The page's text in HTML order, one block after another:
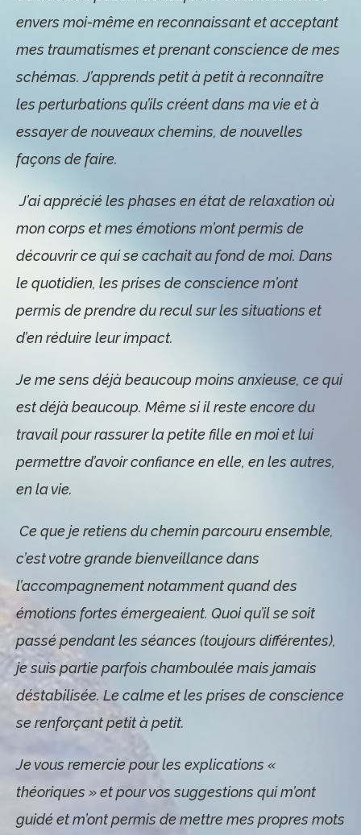
envers moi-même en reconnaissant et acceptant
mes traumatismes et prenant conscience de mes
schémas. J’apprends petit à petit à reconnaître
les perturbations qu’ils créent dans ma vie et à
essayer de nouveaux chemins, de nouvelles
façons de faire.
J’ai apprécié les phases en état de relaxation où
mon corps et mes émotions m’ont permis de
découvrir ce qui se cachait au fond de moi. Dans
le quotidien, les prises de conscience m’ont
permis de prendre du recul sur les situations et
d’en réduire leur impact.
Je me sens déjà beaucoup moins anxieuse, ce qui
est déjà beaucoup. Même si il reste encore du
travail pour rassurer la petite fille en moi et lui
permettre d’avoir confiance en elle, en les autres,
en la vie.
Ce que je retiens du chemin parcouru ensemble,
c’est votre grande bienveillance dans
l’accompagnement notamment quand des
émotions fortes émergeaient. Quoi qu’il se soit
passé pendant les séances (toujours différentes),
je suis partie parfois chamboulée mais jamais
déstabilisée. Le calme et les prises de conscience
se renforçant petit à petit.
Je vous remercie pour les explications «
théoriques » et pour vos suggestions qui m’ont
guidé et m’ont permis de mettre mes propres mots